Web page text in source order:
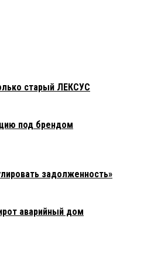
старый ЛЕКСУС
под брендом
задолженность»
аварийный дом